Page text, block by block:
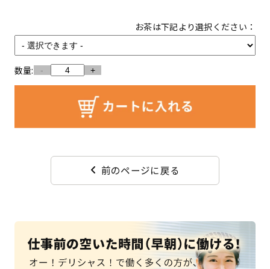
お茶は下記より選択ください：
数量: - +
前のページに戻る